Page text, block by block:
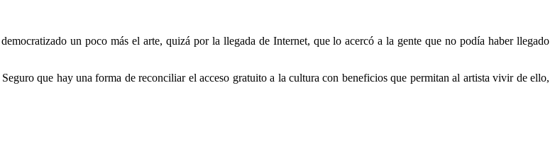
un poco más el arte, quizá por la llegada de Internet, que lo acercó a la gente que no podía haber llegado
que hay una forma de reconciliar el acceso gratuito a la cultura con beneficios que permitan al artista vivir de ello,